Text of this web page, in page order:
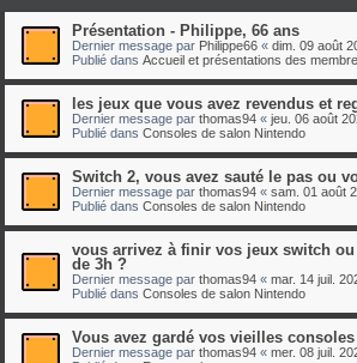
Présentation - Philippe, 66 ans
Dernier message par Philippe66 « dim. 09 août
Publié dans Accueil et présentations des
les jeux que vous avez revendus et
Dernier message par thomas94 « jeu. 06 août
Publié dans Consoles de salon Nintendo
Switch 2, vous avez sauté le pas ou
Dernier message par thomas94 « sam. 01 août
Publié dans Consoles de salon Nintendo
vous arrivez à finir vos jeux switch
de 3h ?
Dernier message par thomas94 « mar. 14 juil.
Publié dans Consoles de salon Nintendo
Vous avez gardé vos vieilles
Dernier message par thomas94 « mer. 08 juil.